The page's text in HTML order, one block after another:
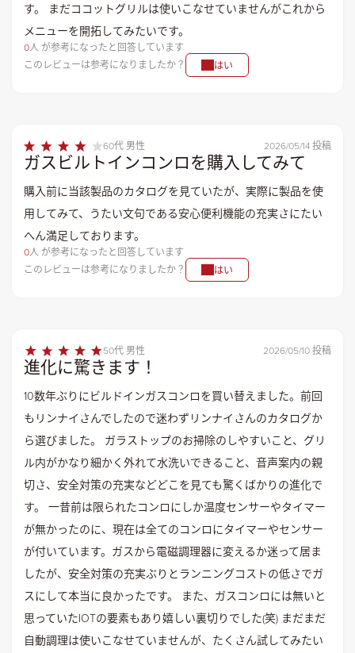
す。 まだココットグリルは使いこなせていませんがこれから
メニューを開拓してみたいです。
0人 が参考になったと回答しています
このレビューは参考になりましたか？
はい
60代 男性 2026/05/14 投稿
ガスビルトインコンロを購入してみて
購入前に当該製品のカタログを見ていたが、実際に製品を使
用してみて、うたい文句である安心便利機能の充実さにたい
へん満足しております。
0人 が参考になったと回答しています
このレビューは参考になりましたか？
はい
50代 男性 2026/05/10 投稿
進化に驚きます！
10数年ぶりにビルドインガスコンロを買い替えました。前回
もリンナイさんでしたので迷わずリンナイさんのカタログか
ら選びました。 ガラストップのお掃除のしやすいこと、グリ
ル内がかなり細かく外れて水洗いできること、音声案内の親
切さ、安全対策の充実などどこを見ても驚くばかりの進化で
す。 一昔前は限られたコンロにしか温度センサーやタイマー
が無かったのに、現在は全てのコンロにタイマーやセンサー
が付いています。ガスから電磁調理器に変えるか迷って居ま
したが、安全対策の充実ぶりとランニングコストの低さでガ
スにして本当に良かったです。 また、ガスコンロには無いと
思っていたIOTの要素もあり嬉しい裏切りでした(笑) まだまだ
自動調理は使いこなせていませんが、たくさん試してみたい